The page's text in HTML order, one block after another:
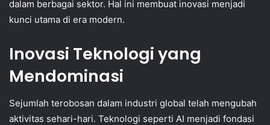
dalam berbagai sektor. Hal ini membuat inovasi menjadi
kunci utama di era modern.
Inovasi Teknologi yang
Mendominasi
Sejumlah terobosan dalam industri global telah mengubah
aktivitas sehari-hari. Teknologi seperti AI menjadi fondasi